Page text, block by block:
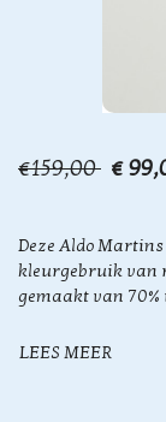
€159,00 €
Deze Aldo
kleurgebruik van
gemaakt van 70%
LEES MEER